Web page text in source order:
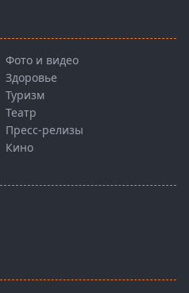
Фото и видео
Здоровье
Туризм
Театр
Пресс-релизы
Кино